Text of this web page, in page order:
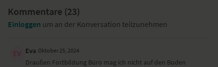
Kommentare (23)
Einloggen um an der Konversation teilzunehmen
Eva Oktober 25, 2024
Draußen Fortbildung Büro mag ich nicht auf den Boden